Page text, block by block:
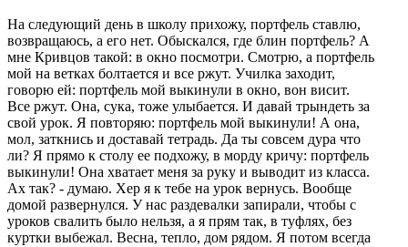
На следующий день в школу прихожу, портфель ставлю,
возвращаюсь, а его нет. Обыскался, где блин портфель? А
мне Кривцов такой: в окно посмотри. Смотрю, а портфель
мой на ветках болтается и все ржут. Училка заходит,
говорю ей: портфель мой выкинули в окно, вон висит.
Все ржут. Она, сука, тоже улыбается. И давай трындеть за
свой урок. Я повторяю: портфель мой выкинули! А она,
мол, заткнись и доставай тетрадь. Да ты совсем дура что
ли? Я прямо к столу ее подхожу, в морду кричу: портфель
выкинули! Она хватает меня за руку и выводит из класса.
Ах так? - думаю. Хер я к тебе на урок вернусь. Вообще
домой развернулся. У нас раздевалки запирали, чтобы с
уроков свалить было нельзя, а я прям так, в туфлях, без
куртки выбежал. Весна, тепло, дом рядом. Я потом всегда